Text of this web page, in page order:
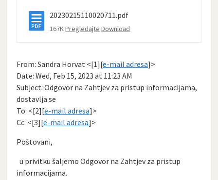
20230215110020711.pdf
167KPregledajte Download
From: Sandra Horvat <[1][e-mail adresa]>
Date: Wed, Feb 15, 2023 at 11:23 AM
Subject: Odgovor na Zahtjev za pristup informacijama,
dostavlja se
To: <[2][e-mail adresa]>
Cc: <[3][e-mail adresa]>
Poštovani,
u privitku šaljemo Odgovor na Zahtjev za pristup
informacijama.